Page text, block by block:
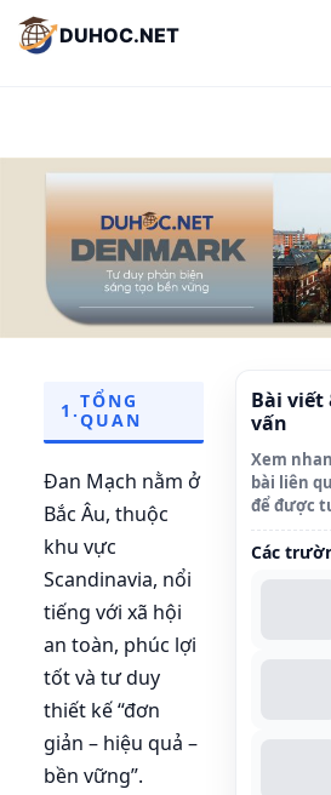
DUHOC.NET
1.TỔNG
QUAN
Đan Mạch nằm ở
Bắc Âu, thuộc
khu vực
Scandinavia, nổi
tiếng với xã hội
an toàn, phúc lợi
tốt và tư duy
thiết kế “đơn
giản – hiệu quả –
bền vững”.
Bài viết
vấn
Xem
bài liên
để được
Các